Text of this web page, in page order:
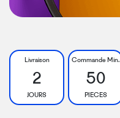
Livraison
2
JOURS
Commande Min.
50
PIECES